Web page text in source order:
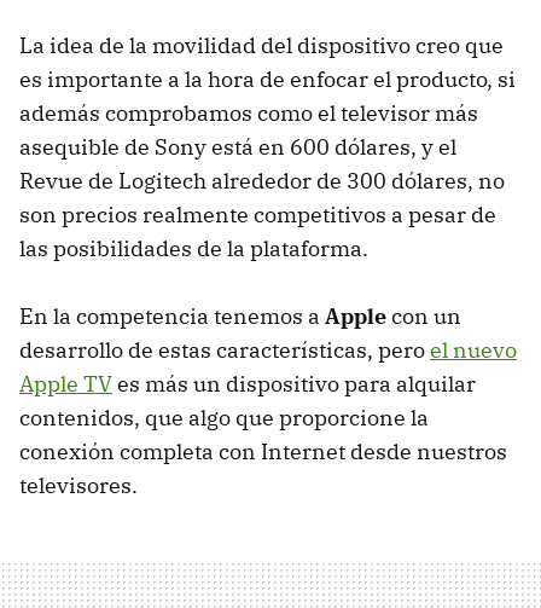
La idea de la movilidad del dispositivo creo que
es importante a la hora de enfocar el producto, si
además comprobamos como el televisor más
asequible de Sony está en 600 dólares, y el
Revue de Logitech alrededor de 300 dólares, no
son precios realmente competitivos a pesar de
las posibilidades de la plataforma.
En la competencia tenemos a Applecon un
desarrollo de estas características, peroel nuevo
Apple TVes más un dispositivo para alquilar
contenidos, que algo que proporcione la
conexión completa con Internet desde nuestros
televisores.